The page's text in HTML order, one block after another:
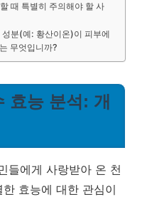
때 특별히 주의해야 할 사
분(예: 황산이온)이 피부에
무엇입니까?
효능 분석: 개
들에게 사랑받아 온 천
효능에 대한 관심이